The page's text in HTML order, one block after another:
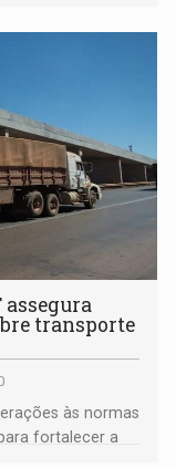
assegura
transporte
às normas
fortalecer a